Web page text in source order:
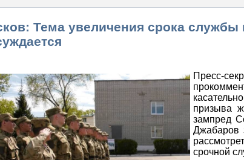
Тема увеличения срока
Пресс-
призыва
зампред
Джабаров
срочной